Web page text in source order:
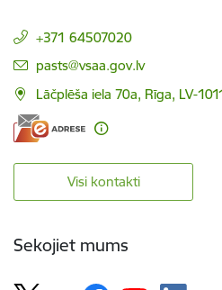
+371 64507020
E-pasts:
pasts@vsaa.gov.lv
Lāčplēša iela 70a, Rīga, LV-
Visi kontakti
Sekojiet mums